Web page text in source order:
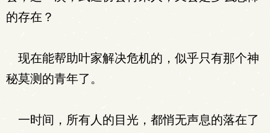
的存在？
现在能帮助叶家解决危机的，似乎只有那个神
秘莫测的青年了。
一时间，所有人的目光，都悄无声息的落在了